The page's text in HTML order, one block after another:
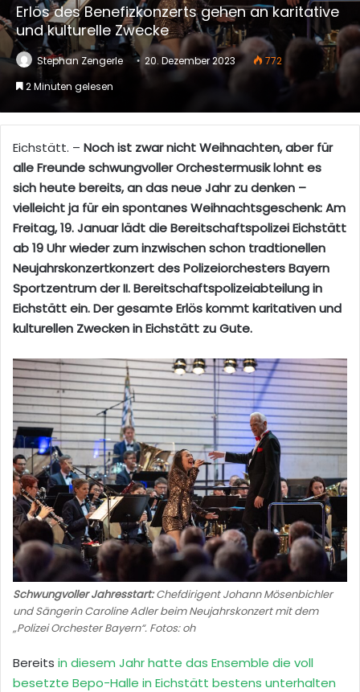
Erlös des Benefizkonzerts gehen an karitative
und kulturelle Zwecke
Stephan Zengerle 20. Dezember 2023
772
2 Minuten gelesen
Eichstätt. – Noch ist zwar nicht Weihnachten, aber für
alle Freunde schwungvoller Orchestermusik lohnt es
sich heute bereits, an das neue Jahr zu denken –
vielleicht ja für ein spontanes Weihnachtsgeschenk: Am
Freitag, 19. Januar lädt die Bereitschaftspolizei Eichstätt
ab 19 Uhr wieder zum inzwischen schon tradtionellen
Neujahrskonzertkonzert des Polizeiorchesters Bayern
Sportzentrum der II. Bereitschaftspolizeiabteilung in
Eichstätt ein. Der gesamte Erlös kommt karitativen und
kulturellen Zwecken in Eichstätt zu Gute.
Schwungvoller Jahresstart:Chefdirigent Johann Mösenbichler
und Sängerin Caroline Adler beim Neujahrskonzert mit dem
„Polizei Orchester Bayern“. Fotos: oh
Bereits in diesem Jahr hatte das Ensemble die voll
besetzte Bepo-Halle in Eichstätt bestens unterhalten